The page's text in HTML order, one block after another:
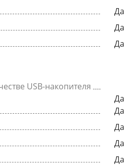
Да
Да
Да
USB-накопителя
Да
Да
Да
Да
Да